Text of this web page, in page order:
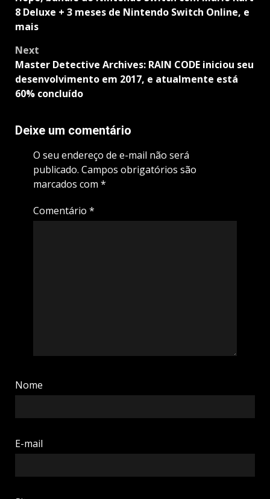
8 Deluxe + 3 meses de Nintendo Switch Online, e
mais
Next
Master Detective Archives: RAIN CODE iniciou seu
desenvolvimento em 2017, e atualmente está
60% concluído
Deixe um comentário
O seu endereço de e-mail não será
publicado. Campos obrigatórios são
marcados com *
Comentário *
Nome
E-mail